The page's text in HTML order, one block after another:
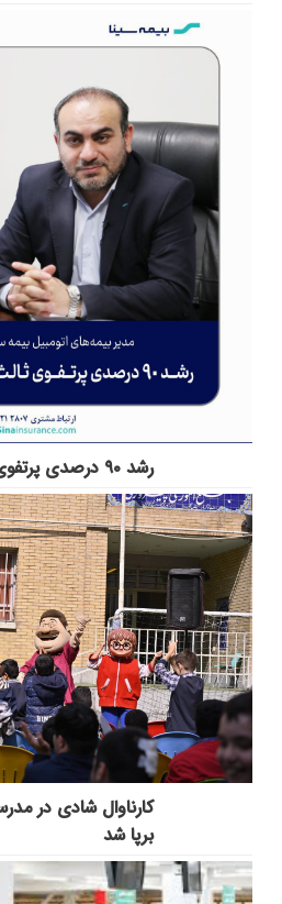
رشد ۹۰ درصدی پرتفوی ثالث در نیمه اول امسال
کارناوال شادی در
برپا شد